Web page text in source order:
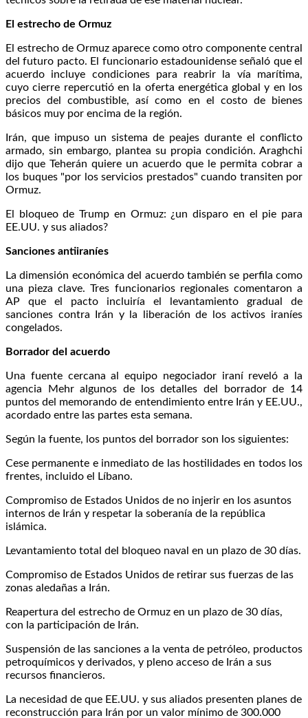
El estrecho de Ormuz
El estrecho de Ormuz aparece como otro componente central
del futuro pacto. El funcionario estadounidense señaló que el
acuerdo incluye condiciones para reabrir la vía marítima,
cuyo cierre repercutió en la oferta energética global y en los
precios del combustible, así como en el costo de bienes
básicos muy por encima de la región.
Irán, que impuso un sistema de peajes durante el conflicto
armado, sin embargo, plantea su propia condición. Araghchi
dijo que Teherán quiere un acuerdo que le permita cobrar a
los buques "por los servicios prestados" cuando transiten por
Ormuz.
El bloqueo de Trump en Ormuz: ¿un disparo en el pie para
EE.UU. y sus aliados?
Sanciones antiiraníes
La dimensión económica del acuerdo también se perfila como
una pieza clave. Tres funcionarios regionales comentaron a
AP que el pacto incluiría el levantamiento gradual de
sanciones contra Irán y la liberación de los activos iraníes
congelados.
Borrador del acuerdo
Una fuente cercana al equipo negociador iraní reveló a la
agencia Mehr algunos de los detalles del borrador de 14
puntos del memorando de entendimiento entre Irán y EE.UU.,
acordado entre las partes esta semana.
Según la fuente, los puntos del borrador son los siguientes:
Cese permanente e inmediato de las hostilidades en todos los
frentes, incluido el Líbano.
Compromiso de Estados Unidos de no injerir en los asuntos
internos de Irán y respetar la soberanía de la república
islámica.
Levantamiento total del bloqueo naval en un plazo de 30 días.
Compromiso de Estados Unidos de retirar sus fuerzas de las
zonas aledañas a Irán.
Reapertura del estrecho de Ormuz en un plazo de 30 días,
con la participación de Irán.
Suspensión de las sanciones a la venta de petróleo, productos
petroquímicos y derivados, y pleno acceso de Irán a sus
recursos financieros.
La necesidad de que EE.UU. y sus aliados presenten planes de
reconstrucción para Irán por un valor mínimo de 300.000